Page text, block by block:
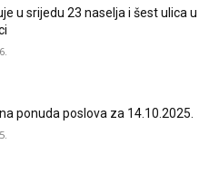
u srijedu 23 naselja i šest ulica u
ponuda poslova za 14.10.2025.